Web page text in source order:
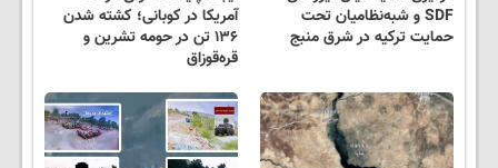
SDF و شبه‌نظامیان تحت
حمایت ترکیه در شرق منبج
آمریکا در کوبانی؛ کشته شدن
۱۳۶ تن در حومه تشرین و
قره‌قوزاق